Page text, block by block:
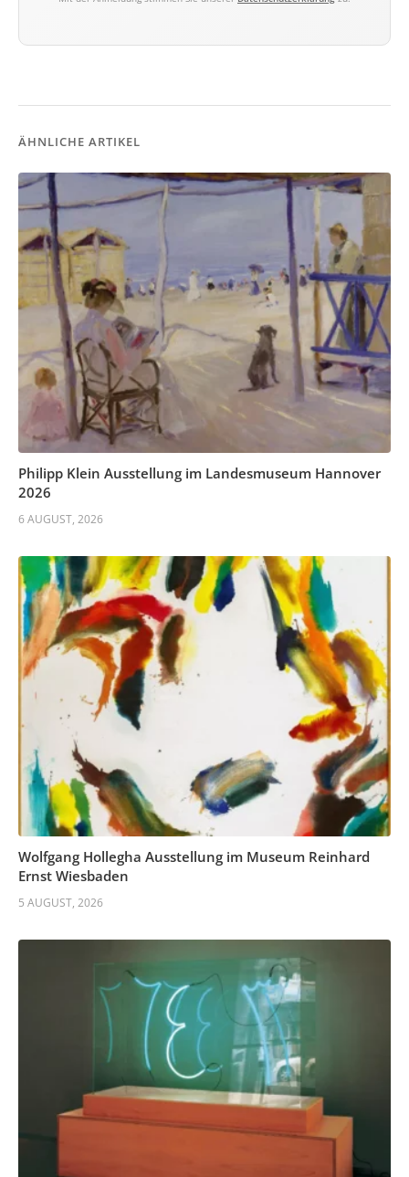
ÄHNLICHE ARTIKEL
Philipp Klein Ausstellung im Landesmuseum Hannover
2026
6 AUGUST, 2026
Wolfgang Hollegha Ausstellung im Museum Reinhard
Ernst Wiesbaden
5 AUGUST, 2026